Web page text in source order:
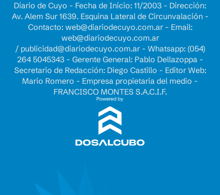
Diario de Cuyo - Fecha de Inicio: 11/2003 - Dirección:
Av. Alem Sur 1639. Esquina Lateral de Circunvalación -
Contacto: web@diariodecuyo.com.ar- Email:
web@diariodecuyo.com.ar
/ publicidad@diariodecuyo.com.ar- Whatsapp: (054)
264 5045343 - Gerente General: Pablo Dellazoppa -
Secretario de Redacción: Diego Castillo - Editor Web:
Mario Romero - Empresa propietaria del medio -
FRANCISCO MONTES S.A.C.I.F.